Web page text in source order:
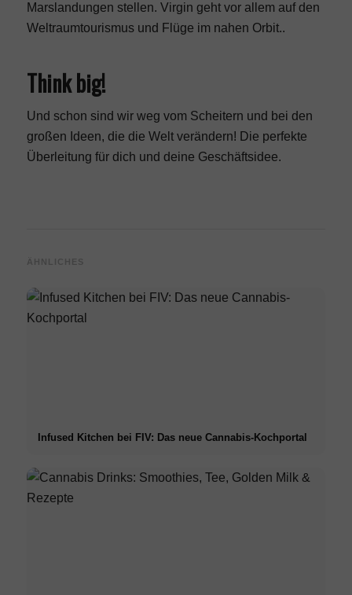
Marslandungen stellen. Virgin geht vor allem auf den
Weltraumtourismus und Flüge im nahen Orbit..
Think big!
Und schon sind wir weg vom Scheitern und bei den
großen Ideen, die die Welt verändern! Die perfekte
Überleitung für dich und deine Geschäftsidee.
ÄHNLICHES
Infused Kitchen bei FIV: Das neue Cannabis-Kochportal